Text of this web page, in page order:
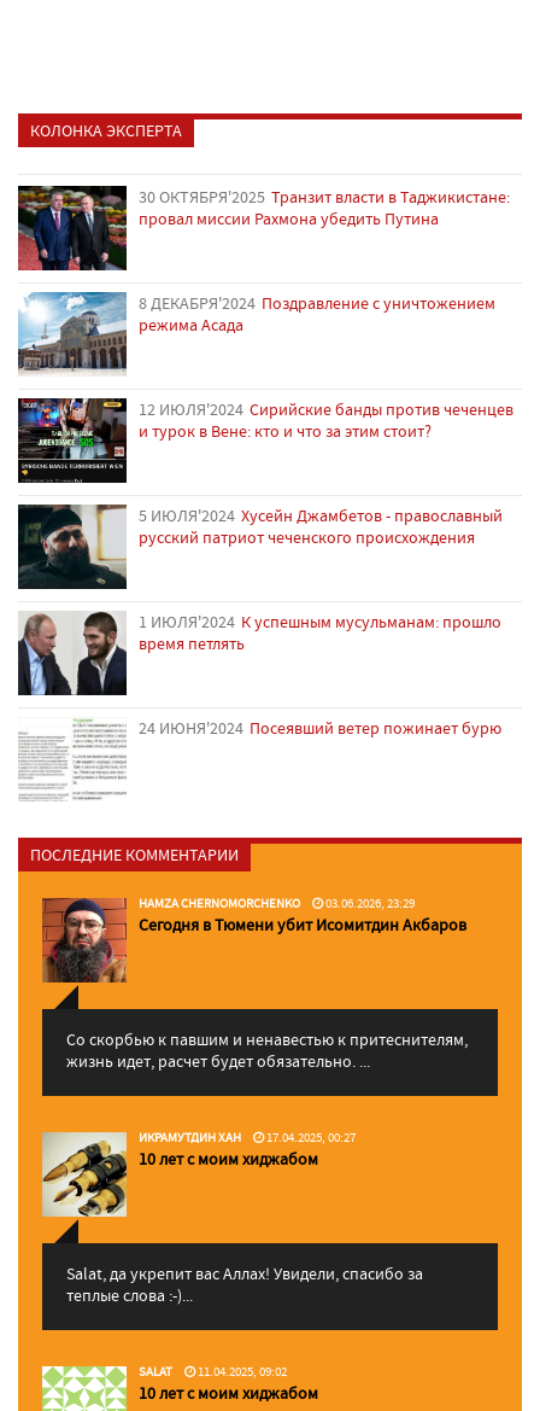
КОЛОНКА ЭКСПЕРТА
30 ОКТЯБРЯ'2025 Транзит власти в Таджикистане:
провал миссии Рахмона убедить Путина
8 ДЕКАБРЯ'2024 Поздравление с уничтожением
режима Асада
12 ИЮЛЯ'2024 Сирийские банды против чеченцев
и турок в Вене: кто и что за этим стоит?
5 ИЮЛЯ'2024 Хусейн Джамбетов - православный
русский патриот чеченского происхождения
1 ИЮЛЯ'2024 К успешным мусульманам: прошло
время петлять
24 ИЮНЯ'2024 Посеявший ветер пожинает бурю
ПОСЛЕДНИЕ КОММЕНТАРИИ
HAMZA CHERNOMORCHENKO 03.06.2026, 23:29
Сегодня в Тюмени убит Исомитдин Акбаров
Со скорбью к павшим и ненавестью к притеснителям,
жизнь идет, расчет будет обязательно. ...
ИКРАМУТДИН ХАН 17.04.2025, 00:27
10 лет с моим хиджабом
Salat, да укрепит вас Аллаx! Увидели, спасибо за
теплые слова :-)...
SALAT 11.04.2025, 09:02
10 лет с моим хиджабом